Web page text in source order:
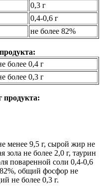
0,3 г
0,4-0,6 г
не более 82%
более 0,4 г
более 0,3 г
продукта:
менее 9,5 г, сырой жир не
зола не более 2,0 г, таурин
поваренной соли 0,4-0,6
82%, общий фосфор не
не более 0,3 г.